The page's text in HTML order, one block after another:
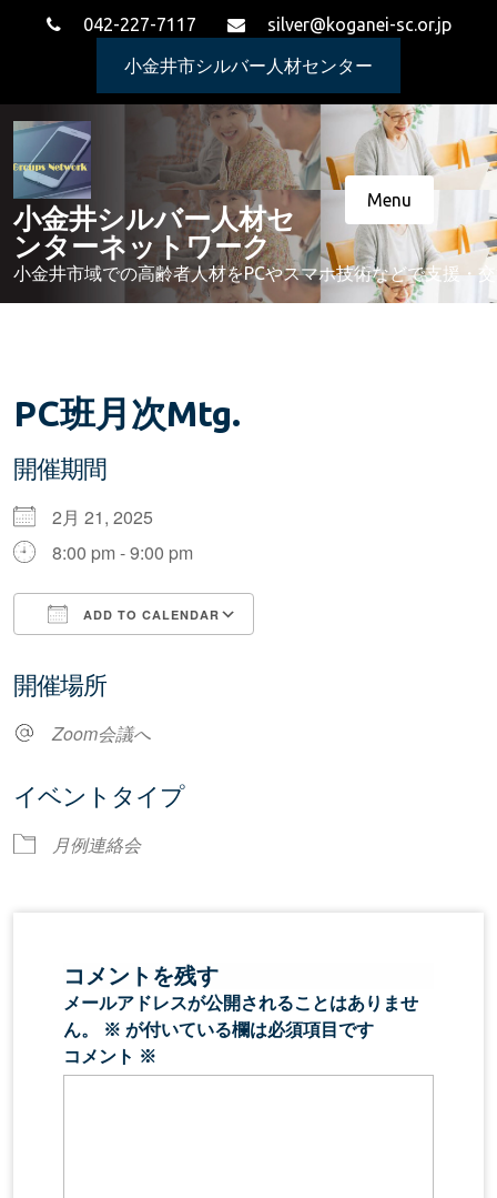
042-227-7117 silver@koganei-sc.or.jp
小金井市シルバー人材センター
小金井シルバー人材セ
ンターネットワーク
小金井市域での高齢者人材をPCやスマホ技術などで支援・
Menu
PC班月次Mtg.
開催期間
2月 21, 2025
8:00 pm - 9:00 pm
ADD TO CALENDAR
開催場所
Zoom会議へ
イベントタイプ
月例連絡会
コメントを残す
メールアドレスが公開されることはありませ
ん。
※ が付いている欄は必須項目です
コメント ※